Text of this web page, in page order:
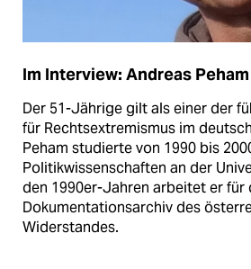
Im Interview: Andreas Peham
Der 51-Jährige gilt als einer der
für Rechtsextremismus im
Peham studierte von 1990 bis
Politikwissenschaften an der
den 1990er-Jahren arbeitet er für
Dokumentationsarchiv des
Widerstandes.